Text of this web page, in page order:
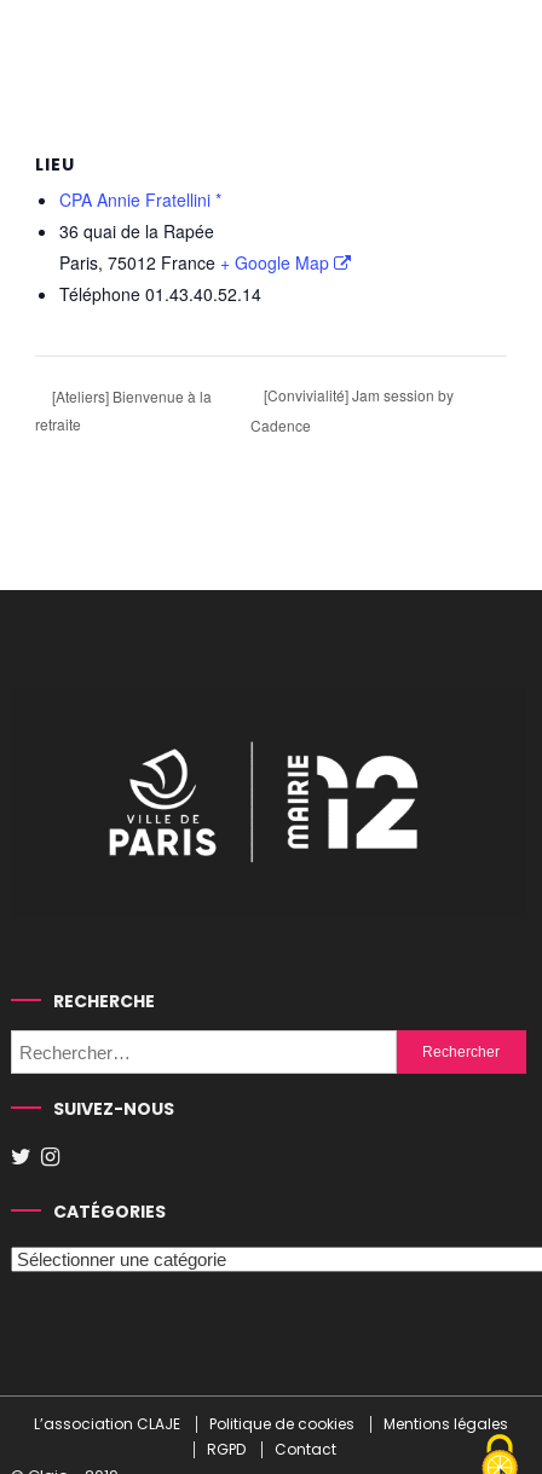
LIEU
CPA Annie Fratellini *
36 quai de la Rapée
Paris, 75012 France + Google Map
Téléphone 01.43.40.52.14
[Ateliers] Bienvenue à la
retraite
[Convivialité] Jam session by
Cadence
RECHERCHE
Rechercher :
SUIVEZ-NOUS
CATÉGORIES
Catégories
L’association CLAJE Politique de cookies
Mentions légales
RGPD
Contact